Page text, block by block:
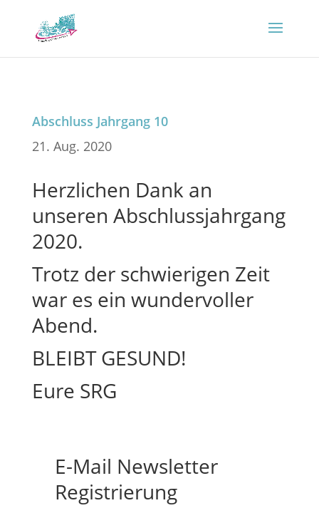
Abschluss Jahrgang 10
21. Aug. 2020
Herzlichen Dank an
unseren Abschlussjahrgang
2020.
Trotz der schwierigen Zeit
war es ein wundervoller
Abend.
BLEIBT GESUND!
Eure SRG
E-Mail Newsletter
Registrierung